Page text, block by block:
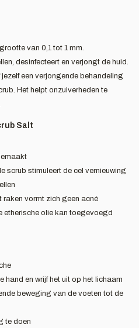
van 0,1 tot 1 mm.
desinfecteert en verjongt de huid.
een verjongende behandeling
Het helpt onzuiverheden te
Salt
scrub stimuleert de cel vernieuwing
vormt zich geen acné
etherische olie kan toegevoegd
hand en wrijf het uit op het lichaam
beweging van de voeten tot de
te doen